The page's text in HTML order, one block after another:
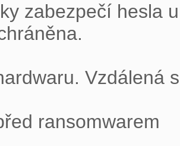
zabezpečí hesla
Vzdálená
ransomwarem